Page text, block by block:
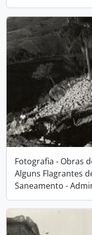
Fotografia - Obras
Alguns Flagrantes
Saneamento -